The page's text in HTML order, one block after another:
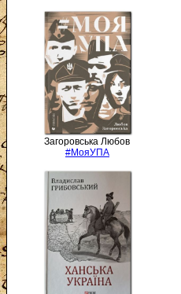
Загоровська Любов
#МояУПА